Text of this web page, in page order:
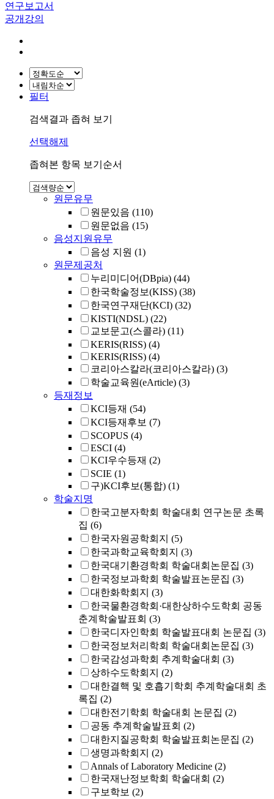
연구보고서
공개강의
필터
검색결과 좁혀 보기
선택해제
좁혀본 항목 보기순서
원문유무
원문있음 (110)
원문없음 (15)
음성지원유무
음성 지원 (1)
원문제공처
누리미디어(DBpia) (44)
한국학술정보(KISS) (38)
한국연구재단(KCI) (32)
KISTI(NDSL) (22)
교보문고(스콜라) (11)
KERIS(RISS) (4)
KERIS(RISS) (4)
코리아스칼라(코리아스칼라) (3)
학술교육원(eArticle) (3)
등재정보
KCI등재 (54)
KCI등재후보 (7)
SCOPUS (4)
ESCI (4)
KCI우수등재 (2)
SCIE (1)
구)KCI후보(통합) (1)
학술지명
한국고분자학회 학술대회 연구논문 초록
집 (6)
한국자원공학회지 (5)
한국과학교육학회지 (3)
한국대기환경학회 학술대회논문집 (3)
한국정보과학회 학술발표논문집 (3)
대한화학회지 (3)
한국물환경학회·대한상하수도학회 공동
춘계학술발표회 (3)
한국디자인학회 학술발표대회 논문집 (3)
한국정보처리학회 학술대회논문집 (3)
한국감성과학회 추계학술대회 (3)
상하수도학회지 (2)
대한결핵 및 호흡기학회 추계학술대회 초
록집 (2)
대한전기학회 학술대회 논문집 (2)
공동 추계학술발표회 (2)
대한지질공학회 학술발표회논문집 (2)
생명과학회지 (2)
Annals of Laboratory Medicine (2)
한국재난정보학회 학술대회 (2)
구보학보 (2)